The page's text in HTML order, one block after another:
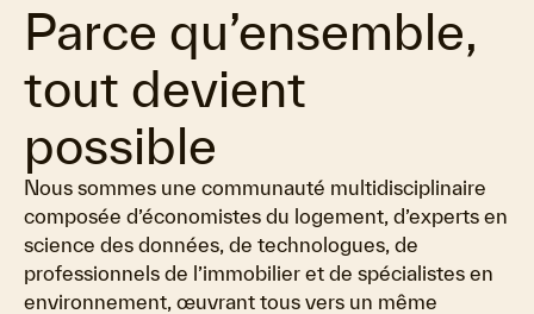
Parce qu’ensemble,
tout devient
possible
Nous sommes une communauté multidisciplinaire
composée d’économistes du logement, d’experts en
science des données, de technologues, de
professionnels de l’immobilier et de spécialistes en
environnement, œuvrant tous vers un même